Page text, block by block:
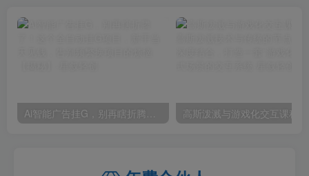
Ai智能广告挂G，别再瞎折腾了！这个全自动挂G项目，新手当天见钱，告别频繁换项目的烦恼【揭秘】